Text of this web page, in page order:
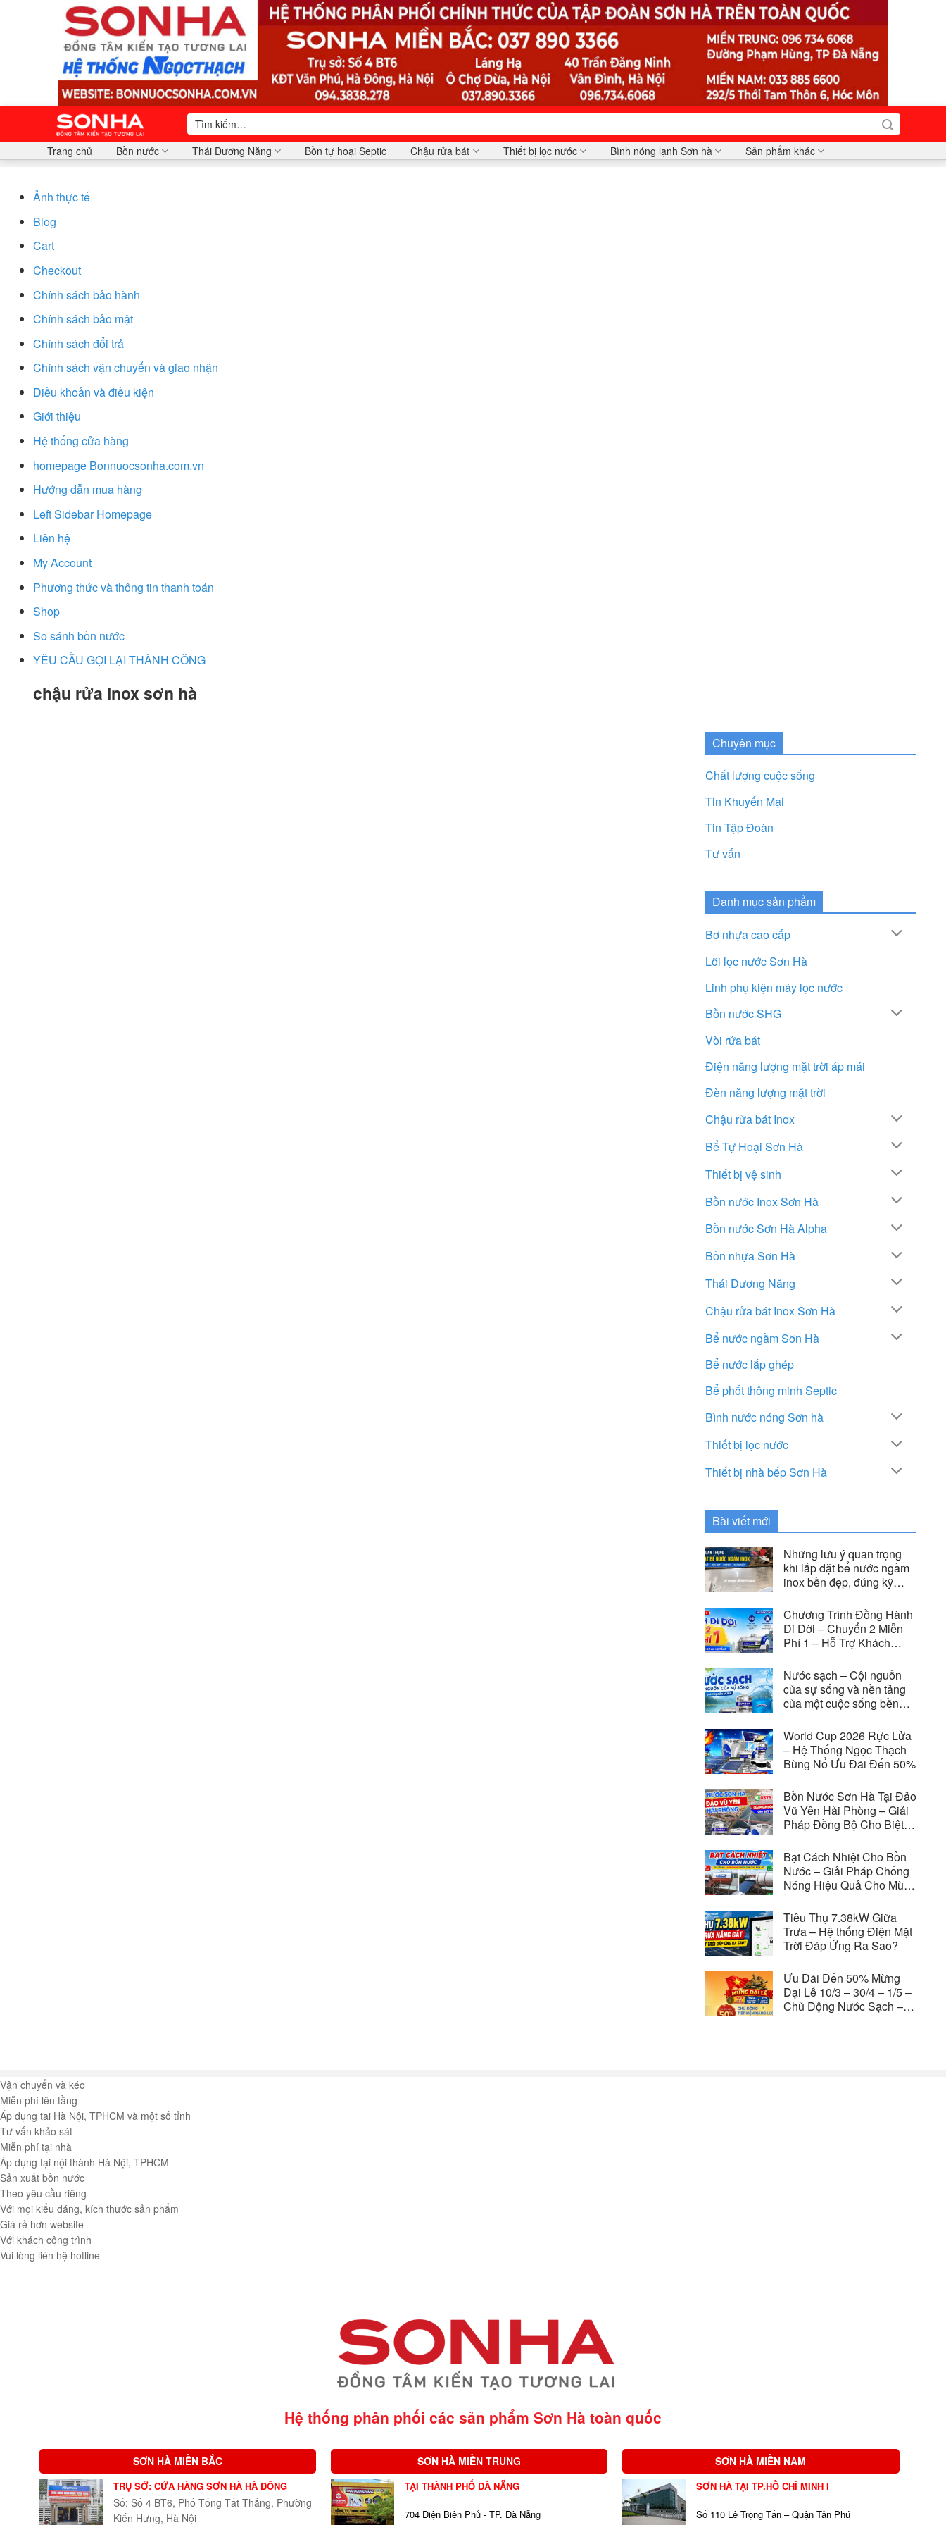
Tìm
kiếm:
Trang chủ Bồn nước Thái Dương Năng Bồn tự hoại Septic Chậu rửa bát Thiết bị lọc nước Bình nóng lạnh Sơn hà Sản phẩm khác
Ảnh thực tế
Blog
Cart
Checkout
Chính sách bảo hành
Chính sách bảo mật
Chính sách đổi trả
Chính sách vận chuyển và giao nhận
Điều khoản và điều kiện
Giới thiệu
Hệ thống cửa hàng
homepage Bonnuocsonha.com.vn
Hướng dẫn mua hàng
Left Sidebar Homepage
Liên hệ
My Account
Phương thức và thông tin thanh toán
Shop
So sánh bồn nước
YÊU CẦU GỌI LẠI THÀNH CÔNG
chậu rửa inox sơn hà
Chuyên mục
Chất lượng cuộc sống
Tin Khuyến Mại
Tin Tập Đoàn
Tư vấn
Danh mục sản phẩm
Bơ nhựa cao cấp
Lõi lọc nước Sơn Hà
Linh phụ kiện máy lọc nước
Bồn nước SHG
Vòi rửa bát
Điện năng lượng mặt trời áp mái
Đèn năng lượng mặt trời
Chậu rửa bát Inox
Bể Tự Hoại Sơn Hà
Thiết bị vệ sinh
Bồn nước Inox Sơn Hà
Bồn nước Sơn Hà Alpha
Bồn nhựa Sơn Hà
Thái Dương Năng
Chậu rửa bát Inox Sơn Hà
Bể nước ngầm Sơn Hà
Bể nước lắp ghép
Bể phốt thông minh Septic
Bình nước nóng Sơn hà
Thiết bị lọc nước
Thiết bị nhà bếp Sơn Hà
Bài viết mới
Những lưu ý quan trọng
khi lắp đặt bể nước ngầm
inox bền đẹp, đúng kỹ
Chương Trình Đồng Hành
Di Dời – Chuyển 2 Miễn
Phí 1 – Hỗ Trợ Khách
Án Hạ Tầng
Nước sạch – Cội nguồn
của sự sống và nền tảng
của một cuộc sống bền
World Cup 2026 Rực Lửa
– Hệ Thống Ngọc Thạch
Bùng Nổ Ưu Đãi Đến 50%
Bồn Nước Sơn Hà Tại Đảo
Vũ Yên Hải Phòng – Giải
Pháp Đồng Bộ Cho Biệt
Island
Bạt Cách Nhiệt Cho Bồn
Nước – Giải Pháp Chống
Nóng Hiệu Quả Cho Mùa
Tiêu Thụ 7.38kW Giữa
Trưa – Hệ thống Điện Mặt
Trời Đáp Ứng Ra Sao?
Ưu Đãi Đến 50% Mừng
Đại Lễ 10/3 – 30/4 – 1/5 –
Chủ Động Nước Sạch –
Vận chuyển và kéo
Miễn phí lên tầng
Áp dụng tai Hà Nội, TPHCM và một số tỉnh
Tư vấn khảo sát
Miễn phí tại nhà
Áp dụng tại nội thành Hà Nội, TPHCM
Sản xuất bồn nước
Theo yêu cầu riêng
Với mọi kiểu dáng, kích thước sản phẩm
Giá rẻ hơn website
Với khách công trình
Vui lòng liên hệ hotline
Hệ thống phân phối các sản phẩm Sơn Hà toàn quốc
SƠN HÀ MIỀN BẮC
TRỤ SỞ: CỬA HÀNG SƠN HÀ HÀ ĐÔNG
Số: Số 4 BT6, Phố Tống Tất Thắng, Phường
Kiến Hưng, Hà Nội
SƠN HÀ MIỀN TRUNG
TẠI THÀNH PHỐ ĐÀ NẴNG
704 Điện Biên Phủ - TP. Đà Nẵng
SƠN HÀ MIỀN NAM
SƠN HÀ TẠI TP.HỒ CHÍ MINH I
Số 110 Lê Trọng Tấn – Quận Tân Phú